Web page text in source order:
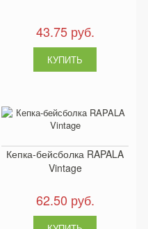
43.75 руб.
Кепка-бейсболка RAPALA
Vintage
62.50 руб.